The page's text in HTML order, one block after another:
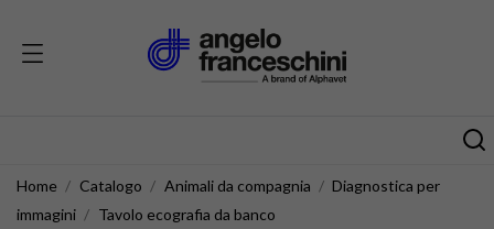
Home Catalogo Animali da compagnia
Diagnostica per
immagini
Tavolo ecografia da banco